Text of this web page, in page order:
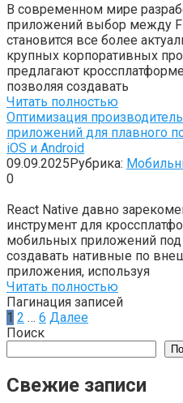
В современном мире
приложений выбор между
становится все более
крупных корпоративных
предлагают
позволяя создавать
Читать полностью
Оптимизация
приложений для плавного
iOS и Android
09.09.2025Рубрика:
0
React Native давно
инструмент для
мобильных приложений под
создавать нативные по
приложения, используя
Читать полностью
Пагинация записей
1 2 … 6 Далее
Поиск
Свежие записи